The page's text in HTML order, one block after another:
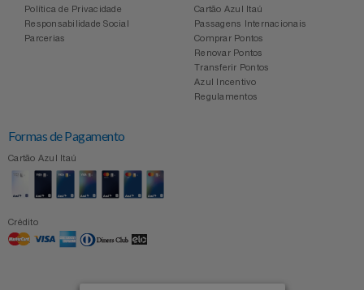
Política de Privacidade
Responsabilidade Social
Parcerias
Cartão Azul Itaú
Passagens Internacionais
Comprar Pontos
Renovar Pontos
Transferir Pontos
Azul Incentivo
Regulamentos
Formas de Pagamento
Cartão Azul Itaú
Crédito